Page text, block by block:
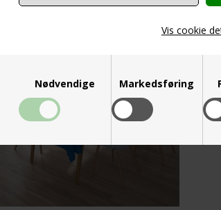
Vis cookie
Nødvendige Markedsføring